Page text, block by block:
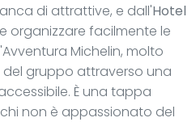
di attrattive, e dall'Hotel
organizzare facilmente le
Michelin, molto
del gruppo attraverso una
È una tappa
non è appassionato del